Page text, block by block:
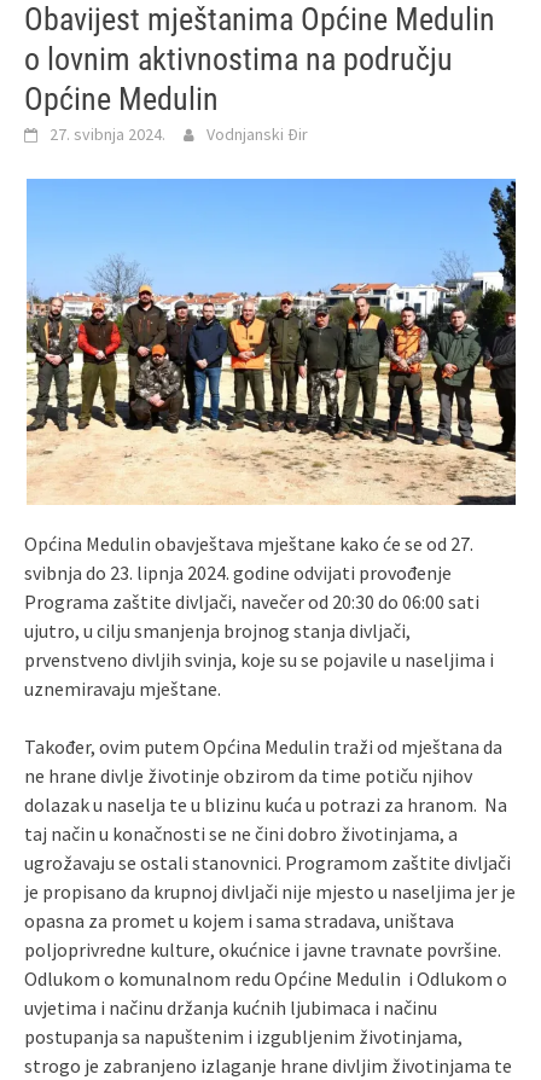
Obavijest mještanima Općine Medulin
o lovnim aktivnostima na području
Općine Medulin
27. svibnja 2024. Vodnjanski Đir
Općina Medulin obavještava mještane kako će se od 27.
svibnja do 23. lipnja 2024. godine odvijati provođenje
Programa zaštite divljači, navečer od 20:30 do 06:00 sati
ujutro, u cilju smanjenja brojnog stanja divljači,
prvenstveno divljih svinja, koje su se pojavile u naseljima i
uznemiravaju mještane.
Također, ovim putem Općina Medulin traži od mještana da
ne hrane divlje životinje obzirom da time potiču njihov
dolazak u naselja te u blizinu kuća u potrazi za hranom. Na
taj način u konačnosti se ne čini dobro životinjama, a
ugrožavaju se ostali stanovnici. Programom zaštite divljači
je propisano da krupnoj divljači nije mjesto u naseljima jer je
opasna za promet u kojem i sama stradava, uništava
poljoprivredne kulture, okućnice i javne travnate površine.
Odlukom o komunalnom redu Općine Medulin i Odlukom o
uvjetima i načinu držanja kućnih ljubimaca i načinu
postupanja sa napuštenim i izgubljenim životinjama,
strogo je zabranjeno izlaganje hrane divljim životinjama te